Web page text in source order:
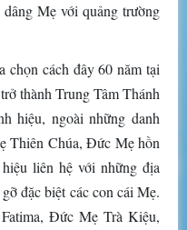
Mẹ với quảng trường
cách đây 60 năm tại
thành Trung Tâm Thánh
hiệu, ngoài những danh
Thiên Chúa, Đức Mẹ hồn
liên hệ với những địa
đặc biệt các con cái Mẹ.
Đức Mẹ Trà Kiệu,